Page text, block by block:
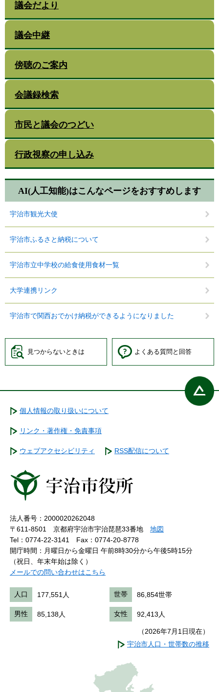
議会だより
議会中継
傍聴のご案内
会議録検索
市民と議会のつどい
行政視察の申し込み
AI(人工知能)はこんなページをおすすめします
宇治市観光大使
宇治市ふるさと納税について
宇治市立中学校の給食使用食材一覧
大学連携リンク
宇治市で関西おでかけ納税ができるようになりました
見つからないときは よくある質問と回答
個人情報の取り扱いについて
リンク・著作権・免責事項
ウェブアクセシビリティ RSS配信について
法人番号：2000020262048
〒611-8501 京都府宇治市宇治琵琶33番地 地図
Tel：0774-22-3141
Fax：0774-20-8778
開庁時間：月曜日から金曜日 午前8時30分から午後5時15分
（祝日、年末年始は除く）
メールでの問い合わせはこちら
人口 177,551人 世帯 86,854世帯
男性 85,138人 女性 92,413人
（2026年7月1日現在）
宇治市人口・世帯数の推移